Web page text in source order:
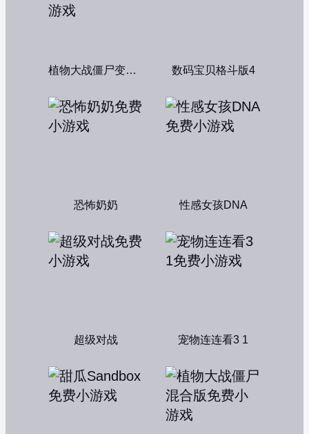
植物大战僵尸变态版 数码宝贝格斗版4
恐怖奶奶 性感女孩DNA
超级对战 宠物连连看3 1